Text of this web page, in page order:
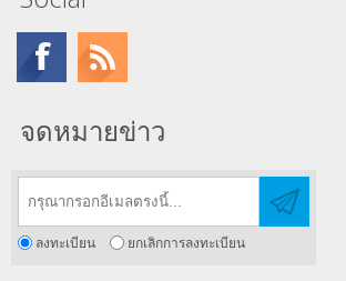
จดหมายข่าว
ลงทะเบียน ยกเลิกการลงทะเบียน